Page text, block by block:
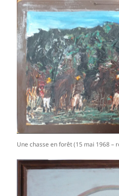
Une chasse en forêt (15 mai 1968 –